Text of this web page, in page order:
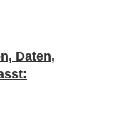
Daten,